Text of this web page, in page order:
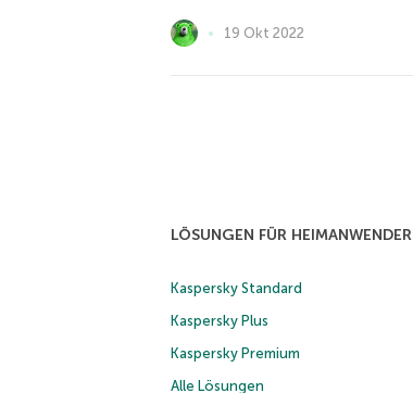
19 Okt 2022
LÖSUNGEN FÜR HEIMANWENDER
Kaspersky Standard
Kaspersky Plus
Kaspersky Premium
Alle Lösungen